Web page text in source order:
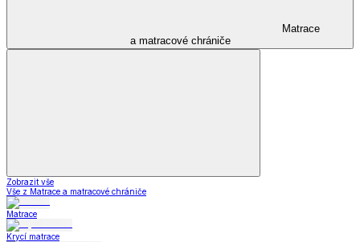
Matrace
a matracové chrániče
Zobrazit vše
Vše z Matrace a matracové chrániče
Matrace
Krycí matrace